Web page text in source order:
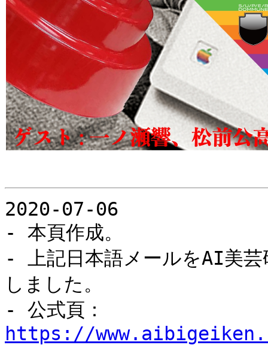
2020-07-06
- 本頁作成。
- 上記日本語メールをAI美芸
しました。
- 公式頁：
https://